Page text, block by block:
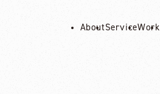
AboutServiceWork